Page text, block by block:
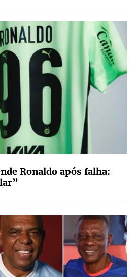
Ronaldo após falha: